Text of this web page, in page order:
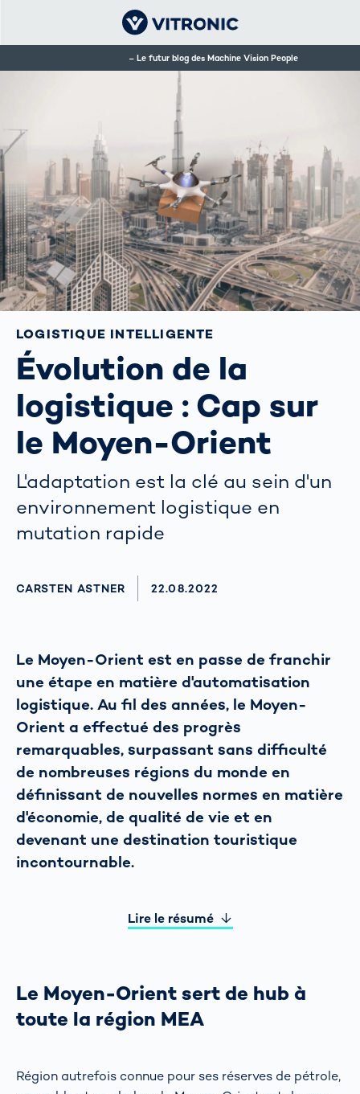
Le futur blog des Machine Vision People
LOGISTIQUE INTELLIGENTE
Évolution de la
logistique : Cap sur
le Moyen-Orient
L'adaptation est la clé au sein d'un
environnement logistique en
mutation rapide
AUTHOR
CARSTEN ASTNER AKTUALISIERT AM:
22.08.2022
Le Moyen-Orient est en passe de franchir
une étape en matière d'automatisation
logistique. Au fil des années, le Moyen-
Orient a effectué des progrès
remarquables, surpassant sans difficulté
de nombreuses régions du monde en
définissant de nouvelles normes en matière
d'économie, de qualité de vie et en
devenant une destination touristique
incontournable.
Lire le résumé
Le Moyen-Orient sert de hub à
toute la région MEA
Région autrefois connue pour ses réserves de pétrole,